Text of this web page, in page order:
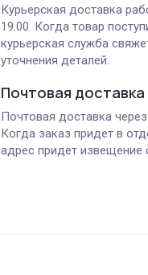
Курьерская доставка
19.00. Когда товар
курьерская служба
уточнения деталей.
Почтовая доставка
Почтовая доставка через
Когда заказ придет в
адрес придет извещение